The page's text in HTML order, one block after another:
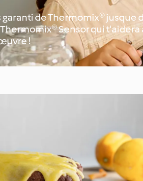
de Thermomix® jusque
Sensor qui
!